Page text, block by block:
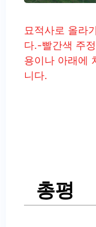
묘적사로 올라
다.-빨간색 주
용이나 아래에
니다.
총평